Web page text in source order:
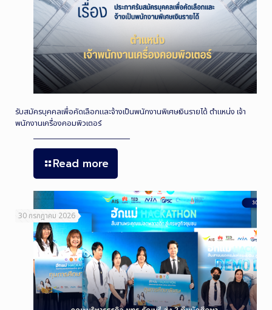
รับสมัครบุคคลเพื่อคัดเลือกและจ้างเป็นพนักงานพิเศษเงินรายได้ ตำแหน่ง เจ้า
พนักงานเครื่องคอมพิวเตอร์
Read more
30 กรกฎาคม 2026